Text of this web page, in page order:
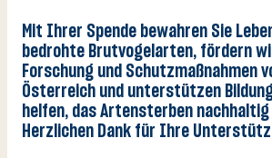
Mit Ihrer Spende bewahren Sie
bedrohte Brutvogelarten, fördern
Forschung und Schutzmaßnahmen
Österreich und unterstützen
helfen, das Artensterben
Herzlichen Dank für Ihre